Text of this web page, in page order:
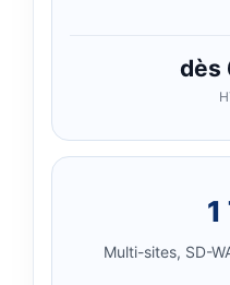
dès
1
Multi-sites, SD-